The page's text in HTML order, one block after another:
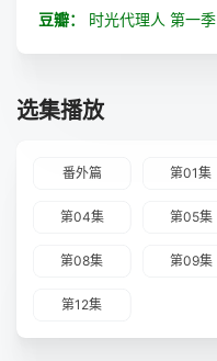
豆瓣：
时光代理人 第一季
选集播放
番外篇 第01集
第04集 第05集
第08集 第09集
第12集